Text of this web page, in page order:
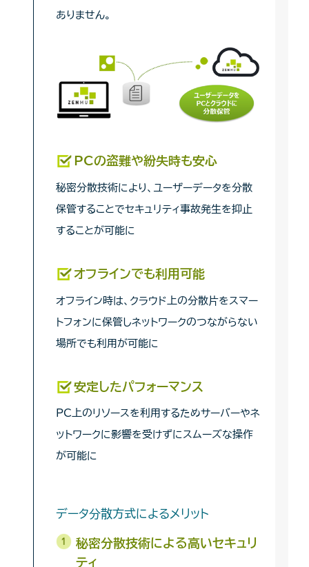
ありません。
PCの盗難や紛失時も安心
秘密分散技術により、ユーザーデータを分散
保管することでセキュリティ事故発生を抑止
することが可能に
オフラインでも利用可能
オフライン時は、クラウド上の分散片をスマー
トフォンに保管しネットワークのつながらない
場所でも利用が可能に
安定したパフォーマンス
PC上のリソースを利用するためサーバーやネ
ットワークに影響を受けずにスムーズな操作
が可能に
データ分散方式によるメリット
秘密分散技術による高いセキュリ
ティ